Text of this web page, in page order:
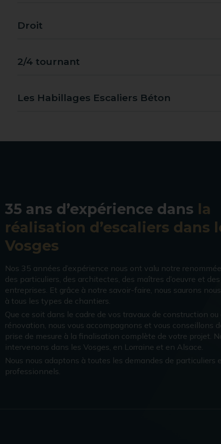
Droit
2/4 tournant
Les Habillages Escaliers Béton
35 ans d’expérience dans la
réalisation d’escaliers dans
Vosges
Nos 35 années d’expérience nous ont valu notre
des particuliers, des architectes, des maîtres d’oeuvre et des
entreprises. Et grâce à notre savoir-faire, nous saurons
à tous les types de chantiers.
Que ce soit dans le cadre de vos travaux de construction ou
rénovation, nous vous accompagnons et vous conseillons
prise de mesure à la finalisation complète de votre projet.
intervenons dans les Vosges, en Lorraine et en Alsace.
Nous nous adaptons à toutes les demandes de particuliers
professionnels.